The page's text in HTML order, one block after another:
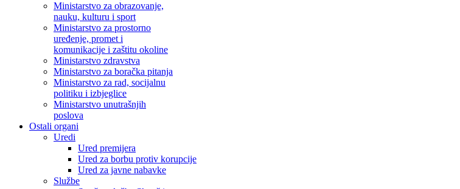
Ministarstvo za obrazovanje,
nauku, kulturu i sport
Ministarstvo za prostorno
uređenje, promet i
komunikacije i zaštitu okoline
Ministarstvo zdravstva
Ministarstvo za boračka pitanja
Ministarstvo za rad, socijalnu
politiku i izbjeglice
Ministarstvo unutrašnjih
poslova
Ostali organi
Uredi
Ured premijera
Ured za borbu protiv korupcije
Ured za javne nabavke
Službe